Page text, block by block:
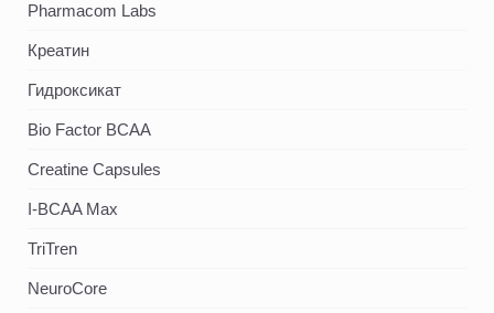
Pharmacom Labs
Креатин
Гидроксикат
Bio Factor BCAA
Creatine Capsules
I-BCAA Max
TriTren
NeuroCore